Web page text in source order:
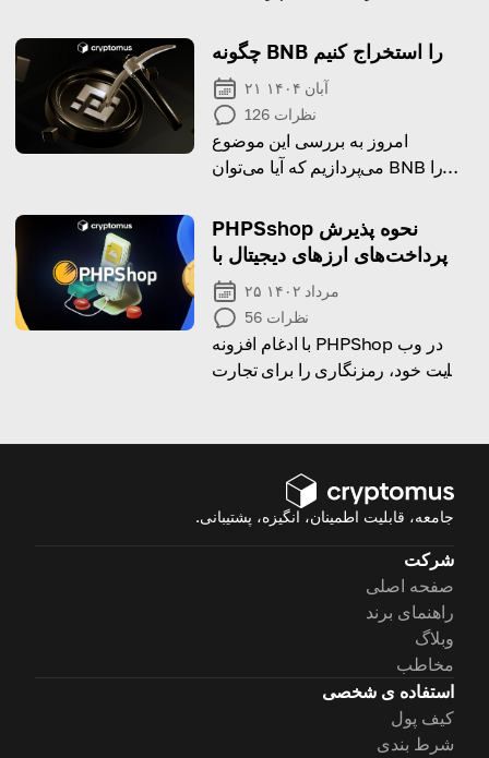
چگونه BNB را استخراج کنیم
۲۱ آبان ۱۴۰۴
126 نظرات
امروز به بررسی این موضوع
می‌پردازیم که آیا می‌توان BNB را
PHPSshop نحوه پذیرش
پرداخت‌های ارزهای دیجیتال با
۲۵ مرداد ۱۴۰۲
56 نظرات
با ادغام افزونه PHPShop در وب
سایت خود، رمزنگاری را برای تجارت
جامعه، قابلیت اطمینان، انگیزه، پشتیبانی.
شرکت
صفحه اصلی
راهنمای برند
وبلاگ
مخاطب
استفاده ی شخصی
کیف پول
شرط بندی